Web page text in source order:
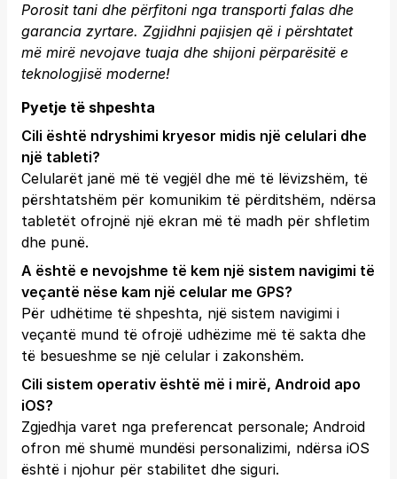
Porosit tani dhe përfitoni nga transporti falas dhe
garancia zyrtare. Zgjidhni pajisjen që i përshtatet
më mirë nevojave tuaja dhe shijoni përparësitë e
teknologjisë moderne!
Pyetje të shpeshta
Cili është ndryshimi kryesor midis një celulari dhe
një tableti?
Celularët janë më të vegjël dhe më të lëvizshëm, të
përshtatshëm për komunikim të përditshëm, ndërsa
tabletët ofrojnë një ekran më të madh për shfletim
dhe punë.
A është e nevojshme të kem një sistem navigimi të
veçantë nëse kam një celular me GPS?
Për udhëtime të shpeshta, një sistem navigimi i
veçantë mund të ofrojë udhëzime më të sakta dhe
të besueshme se një celular i zakonshëm.
Cili sistem operativ është më i mirë, Android apo
iOS?
Zgjedhja varet nga preferencat personale; Android
ofron më shumë mundësi personalizimi, ndërsa iOS
është i njohur për stabilitet dhe siguri.